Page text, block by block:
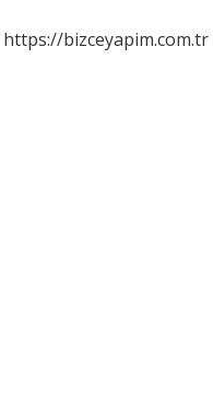
https://bizceyapim.com.tr